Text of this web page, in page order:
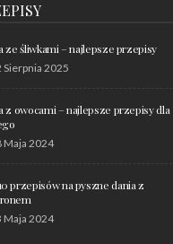
ze śliwkami – najlepsze przepisy
Sierpnia 2025
z owocami – najlepsze przepisy dla
Maja 2024
przepisów na pyszne dania z
Maja 2024